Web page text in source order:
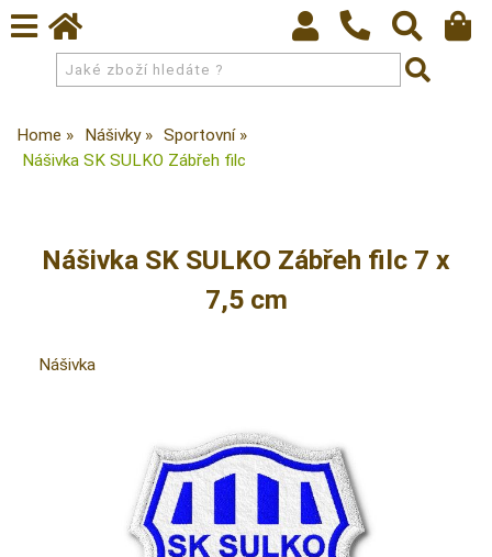
Home Nášivky
Sportovní
Nášivka SK SULKO Zábřeh filc
Nášivka SK SULKO Zábřeh filc 7 x
7,5 cm
Nášivka